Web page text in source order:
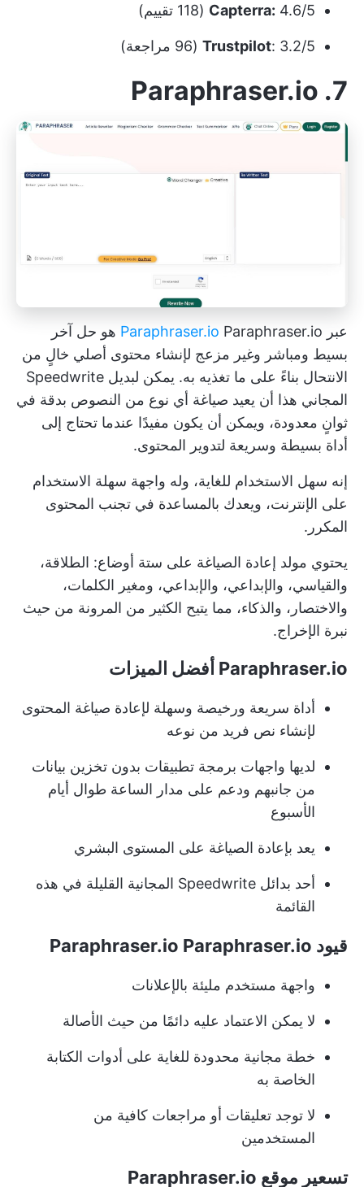
Capterra: 4.6/5 (118 تقييم)
Trustpilot: 3.2/5 (96 مراجعة)
7. Paraphraser.io
عبر Paraphraser.io Paraphraser.io هو حل آخر
بسيط ومباشر وغير مزعج لإنشاء محتوى أصلي خالٍ من
الانتحال بناءً على ما تغذيه به. يمكن لبديل Speedwrite
المجاني هذا أن يعيد صياغة أي نوع من النصوص بدقة في
ثوانٍ معدودة، ويمكن أن يكون مفيدًا عندما تحتاج إلى
أداة بسيطة وسريعة لتدوير المحتوى.
إنه سهل الاستخدام للغاية، وله واجهة سهلة الاستخدام
على الإنترنت، ويعدك بالمساعدة في تجنب المحتوى
المكرر.
يحتوي مولد إعادة الصياغة على ستة أوضاع: الطلاقة،
والقياسي، والإبداعي، والإبداعي، ومغير الكلمات،
والاختصار، والذكاء، مما يتيح الكثير من المرونة من حيث
نبرة الإخراج.
Paraphraser.io أفضل الميزات
أداة سريعة ورخيصة وسهلة لإعادة صياغة المحتوى
لإنشاء نص فريد من نوعه
لديها واجهات برمجة تطبيقات بدون تخزين بيانات
من جانبهم ودعم على مدار الساعة طوال أيام
الأسبوع
يعد بإعادة الصياغة على المستوى البشري
أحد بدائل Speedwrite المجانية القليلة في هذه
القائمة
قيود Paraphraser.io Paraphraser.io
واجهة مستخدم مليئة بالإعلانات
لا يمكن الاعتماد عليه دائمًا من حيث الأصالة
خطة مجانية محدودة للغاية على أدوات الكتابة
الخاصة به
لا توجد تعليقات أو مراجعات كافية من
المستخدمين
تسعير موقع Paraphraser.io